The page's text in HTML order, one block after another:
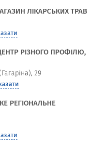
ЛІКАРСЬКИХ ТРАВ
РІЗНОГО ПРОФІЛЮ,
29
РЕГІОНАЛЬНЕ